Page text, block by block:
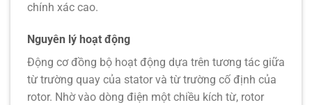
chính xác cao.
Nguyên lý hoạt động
Động cơ đồng bộ hoạt động dựa trên tương tác giữa
từ trường quay của stator và từ trường cố định của
rotor. Nhờ vào dòng điện một chiều kích từ, rotor